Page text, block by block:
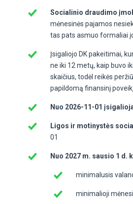
Socialinio draudimo
mėnesinės pajamos
tas pats asmuo formaliai
Įsigaliojo DK pakeitimai,
ne iki 12 metų, kaip buvo
skaičius, todėl reikės
papildomą finansinį
Nuo 2026-11-01
Ligos ir motinystės
01
Nuo 2027 m. sausio 1
minimalusis
minimalioji